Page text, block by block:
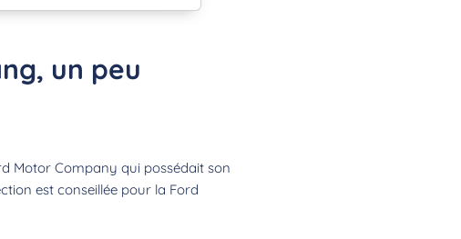
un peu
Motor Company qui possédait son
est conseillée pour la Ford